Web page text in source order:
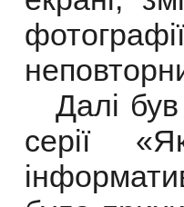
Далі був
серії